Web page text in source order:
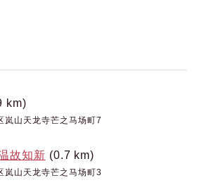
km)
岚山天龙寺芒之马场町7
故知新 (0.7 km)
岚山天龙寺芒之马场町3